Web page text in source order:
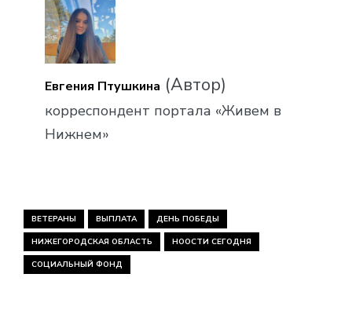
Евгения Птушкина (Автор)
корреспондент портала «Живем в
Нижнем»
ВЕТЕРАНЫ ВЫПЛАТА ДЕНЬ ПОБЕДЫ
НИЖЕГОРОДСКАЯ ОБЛАСТЬ НООСТИ СЕГОДНЯ
СОЦИАЛЬНЫЙ ФОНД